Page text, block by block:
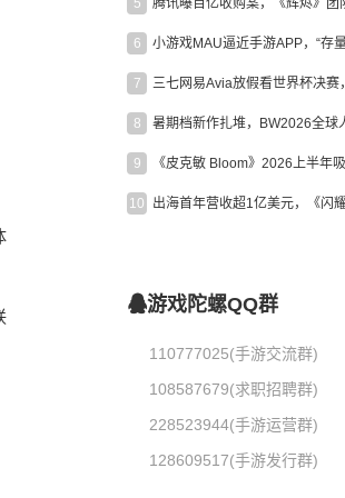
5
6 小游戏MAU逼近手游APP，“存
7
8
9
10
游戏陀螺QQ群
110777025(手游交流群)
108587679(求职招聘群)
228523944(手游运营群)
128609517(手游发行群)